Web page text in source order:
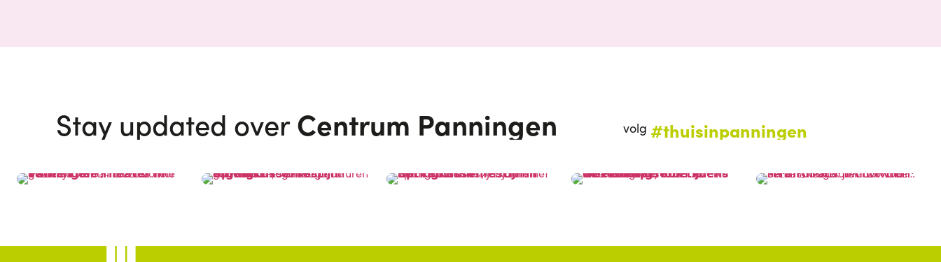
Stay updated overCentrum Panningen volg #thuisinpanningen